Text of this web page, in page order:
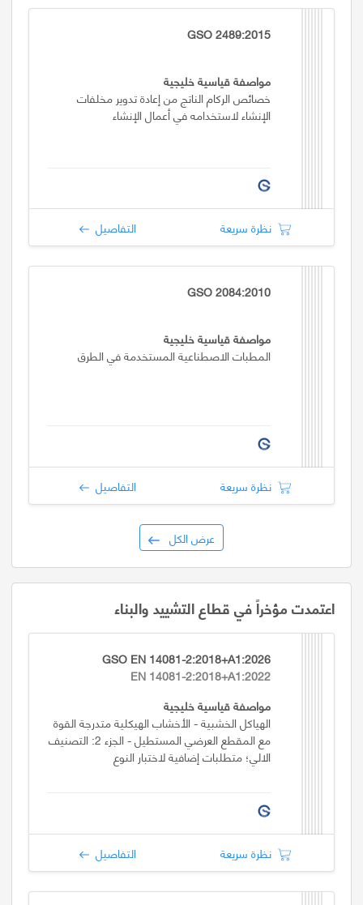
GSO 2489:2015
مواصفة قياسية خليجية
خصائص الركام الناتج من إعادة تدوير مخلفات
الإنشاء لاستخدامه في أعمال الإنشاء
نظرة سريعة التفاصيل
GSO 2084:2010
مواصفة قياسية خليجية
المطبات الاصطناعية المستخدمة في الطرق
نظرة سريعة التفاصيل
عرض الكل
اعتمدت مؤخراً في قطاع التشييد والبناء
GSO EN 14081-2:2018+A1:2026
EN 14081-2:2018+A1:2022
مواصفة قياسية خليجية
الهياكل الخشبية - الأخشاب الهيكلية متدرجة القوة
مع المقطع العرضي المستطيل - الجزء 2: التصنيف
الالي؛ متطلبات إضافية لاختبار النوع
نظرة سريعة التفاصيل